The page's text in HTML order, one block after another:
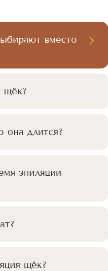
вместо
щёк?
она длится?
эпиляции
щёк?